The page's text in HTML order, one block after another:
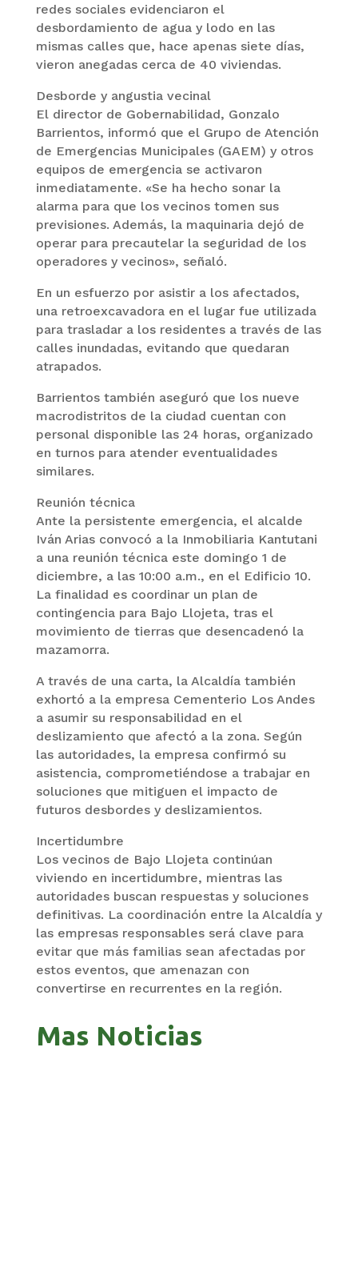
redes sociales evidenciaron el
desbordamiento de agua y lodo en las
mismas calles que, hace apenas siete días,
vieron anegadas cerca de 40 viviendas.
Desborde y angustia vecinal
El director de Gobernabilidad, Gonzalo
Barrientos, informó que el Grupo de Atención
de Emergencias Municipales (GAEM) y otros
equipos de emergencia se activaron
inmediatamente. «Se ha hecho sonar la
alarma para que los vecinos tomen sus
previsiones. Además, la maquinaria dejó de
operar para precautelar la seguridad de los
operadores y vecinos», señaló.
En un esfuerzo por asistir a los afectados,
una retroexcavadora en el lugar fue utilizada
para trasladar a los residentes a través de las
calles inundadas, evitando que quedaran
atrapados.
Barrientos también aseguró que los nueve
macrodistritos de la ciudad cuentan con
personal disponible las 24 horas, organizado
en turnos para atender eventualidades
similares.
Reunión técnica
Ante la persistente emergencia, el alcalde
Iván Arias convocó a la Inmobiliaria Kantutani
a una reunión técnica este domingo 1 de
diciembre, a las 10:00 a.m., en el Edificio 10.
La finalidad es coordinar un plan de
contingencia para Bajo Llojeta, tras el
movimiento de tierras que desencadenó la
mazamorra.
A través de una carta, la Alcaldía también
exhortó a la empresa Cementerio Los Andes
a asumir su responsabilidad en el
deslizamiento que afectó a la zona. Según
las autoridades, la empresa confirmó su
asistencia, comprometiéndose a trabajar en
soluciones que mitiguen el impacto de
futuros desbordes y deslizamientos.
Incertidumbre
Los vecinos de Bajo Llojeta continúan
viviendo en incertidumbre, mientras las
autoridades buscan respuestas y soluciones
definitivas. La coordinación entre la Alcaldía y
las empresas responsables será clave para
evitar que más familias sean afectadas por
estos eventos, que amenazan con
convertirse en recurrentes en la región.
Mas Noticias